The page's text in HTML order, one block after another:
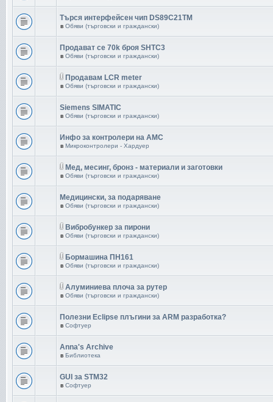
Търся интерфейсен чип DS89C21TM
в Обяви (търговски и граждански)
Продават се 70k броя SHTC3
в Обяви (търговски и граждански)
Продавам LCR meter
в Обяви (търговски и граждански)
Siemens SIMATIC
в Обяви (търговски и граждански)
Инфо за контролери на AMC
в Микроконтролери - Хардуер
Мед, месинг, бронз - материали и заготовки
в Обяви (търговски и граждански)
Медицински, за подаряване
в Обяви (търговски и граждански)
Вибробункер за пирони
в Обяви (търговски и граждански)
Бормашина ПН161
в Обяви (търговски и граждански)
Aлуминиева плоча за рутер
в Обяви (търговски и граждански)
Полезни Eclipse плъгини за ARM разработка?
в Софтуер
Anna's Archive
в Библиотека
GUI за STM32
в Софтуер